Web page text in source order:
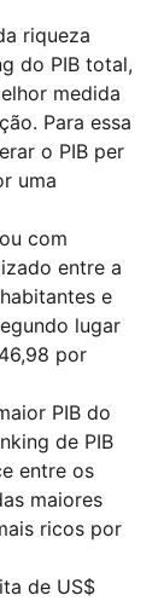
riqueza
do PIB total,
medida
Para essa
o PIB per
uma
com
entre a
e
lugar
por
PIB do
de PIB
entre os
maiores
ricos por
de US$